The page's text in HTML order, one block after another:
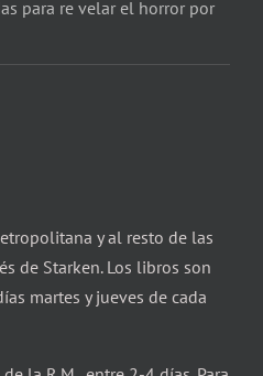
para re velar el horror por
y al resto de las
de Starken. Los libros son
martes y jueves de cada